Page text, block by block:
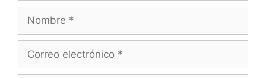
electrónico